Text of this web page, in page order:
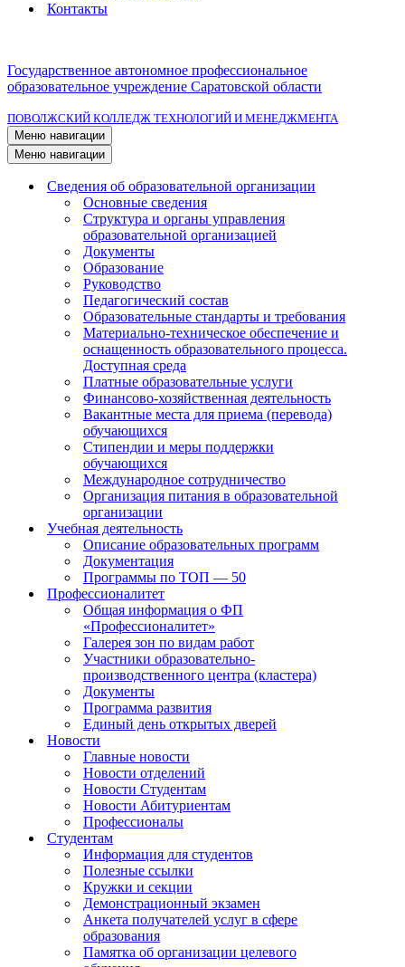
Контакты
Государственное автономное профессиональное
образовательное учреждение Саратовской области
ПОВОЛЖСКИЙ КОЛЛЕДЖ ТЕХНОЛОГИЙ И МЕНЕДЖМЕНТА
Меню навигации
Меню навигации
Сведения об образовательной организации
Основные сведения
Структура и органы управления
образовательной организацией
Документы
Образование
Руководство
Педагогический состав
Образовательные стандарты и требования
Материально-техническое обеспечение и
оснащенность образовательного процесса.
Доступная среда
Платные образовательные услуги
Финансово-хозяйственная деятельность
Вакантные места для приема (перевода)
обучающихся
Стипендии и меры поддержки
обучающихся
Международное сотрудничество
Организация питания в образовательной
организации
Учебная деятельность
Описание образовательных программ
Документация
Программы по ТОП — 50
Профессионалитет
Общая информация о ФП
«Профессионалитет»
Галерея зон по видам работ
Участники образовательно-
производственного центра (кластера)
Документы
Программа развития
Единый день открытых дверей
Новости
Главные новости
Новости отделений
Новости Студентам
Новости Абитуриентам
Профессионалы
Студентам
Информация для студентов
Полезные ссылки
Кружки и секции
Демонстрационный экзамен
Анкета получателей услуг в сфере
образования
Памятка об организации целевого